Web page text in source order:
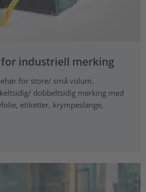
industriell merking
for store/ små volum.
dobbeltsidig merking med
etiketter, krympeslange,